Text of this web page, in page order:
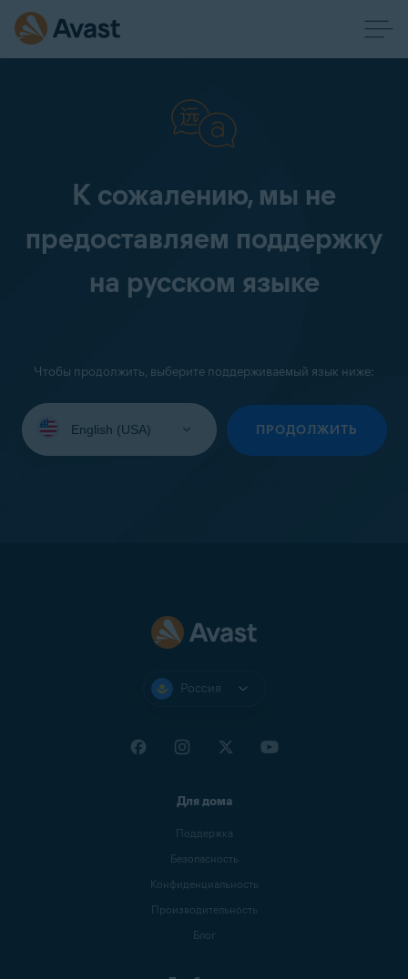
К сожалению, мы не
предоставляем поддержку
на русском языке
Чтобы продолжить, выберите поддерживаемый язык ниже:
язык:
ПРОДОЛЖИТЬ
Россия
Для дома
Поддержка
Безопасность
Конфиденциальность
Производительность
Блог